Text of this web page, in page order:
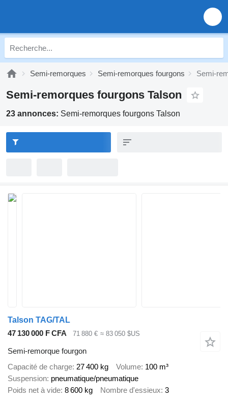
Semi-remorques Semi-remorques fourgons Semi-
Semi-remorques fourgons Talson
23 annonces: Semi-remorques fourgons Talson
Talson TAG/TAL
47 130 000 F CFA
71 880 € ≈ 83 050 $US
Semi-remorque fourgon
Capacité de charge 27 400 kg Volume 100 m³
Suspension pneumatique/pneumatique
Poids net à vide 8 600 kg Nombre d'essieux 3